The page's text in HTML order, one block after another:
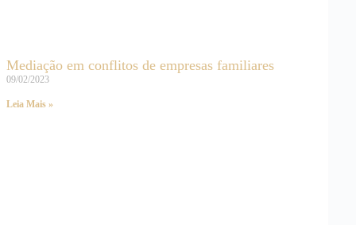
Mediação em conflitos de empresas familiares
09/02/2023
Leia Mais »